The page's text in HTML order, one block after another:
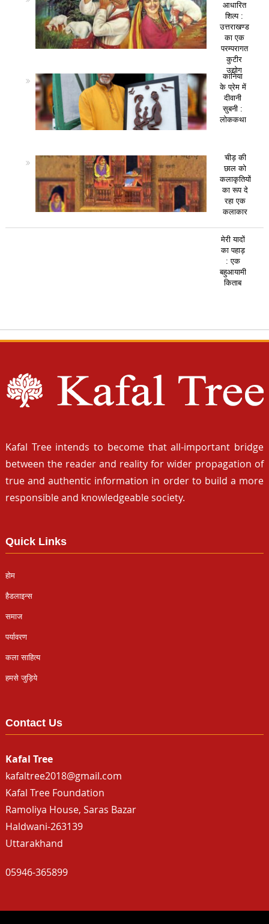
आधारित
शिल्प :
उत्तराखण्ड
का एक
परम्परागत
कुटीर
उद्योग
कानिया
के प्रेम में
दीवानी
सुबनी :
लोककथा
चीड़ की
छाल को
कलाकृतियों
का रूप दे
रहा एक
कलाकार
मेरी यादों
का पहाड़
: एक
बहुआयामी
किताब
Kafal Tree intends to become that all-important bridge
between the reader and reality for wider propagation of
true and authentic information in order to build a more
responsible and knowledgeable society.
Quick Links
होम
हैडलाइन्स
समाज
पर्यावरण
कला साहित्य
हमसे जुड़िये
Contact Us
Kafal Tree
kafaltree2018@gmail.com
Kafal Tree Foundation
Ramoliya House, Saras Bazar
Haldwani-263139
Uttarakhand
05946-365899